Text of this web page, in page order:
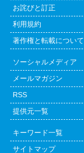
お詫びと訂正
利用規約
著作権と転載について
ソーシャルメディア
メールマガジン
RSS
提供元一覧
キーワード一覧
サイトマップ